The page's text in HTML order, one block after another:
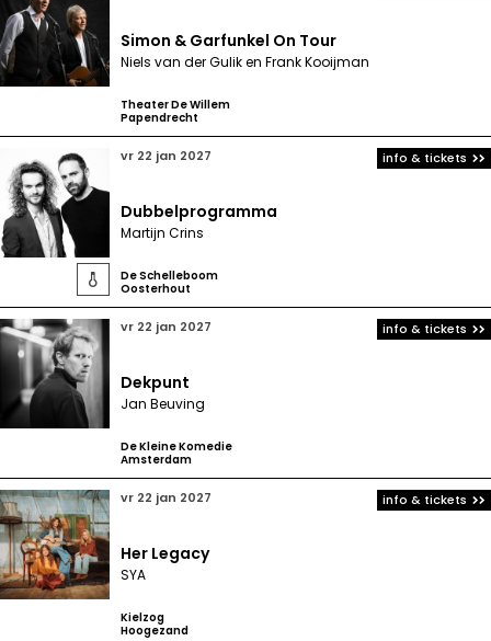
Simon & Garfunkel On Tour
Niels van der Gulik en Frank Kooijman
Theater De Willem
Papendrecht

vr 22 jan 2027
Dubbelprogramma
Martijn Crins
De Schelleboom
Oosterhout
info & tickets
vr 22 jan 2027
Dekpunt
Jan Beuving
De Kleine Komedie
Amsterdam
info & tickets
vr 22 jan 2027
Her Legacy
SYA
Kielzog
Hoogezand
info & tickets